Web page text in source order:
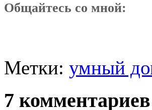
Общайтесь со мной:
Метки: умный
7